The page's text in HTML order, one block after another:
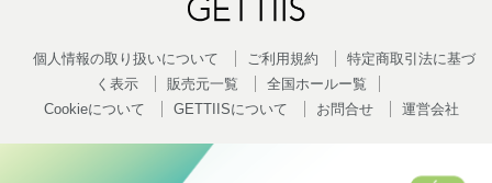
個人情報の取り扱いについて ご利用規約
特定商取引法に基づ
く表示
販売元一覧
全国ホールー覧
Cookieについて
GETTIISについて お問合せ 運営会社